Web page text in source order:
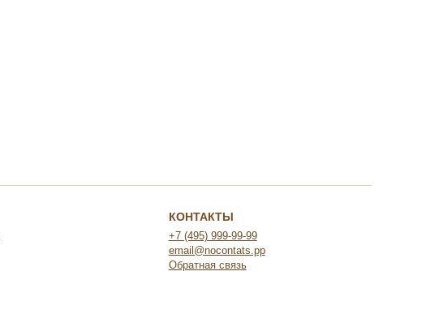
КОНТАКТЫ
+7 (495) 999-99-99
email@nocontats.pp
Обратная связь